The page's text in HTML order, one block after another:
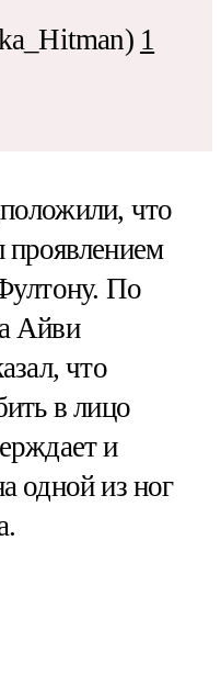
1
что
проявлением
По
Айви
что
в лицо
и
одной из ног